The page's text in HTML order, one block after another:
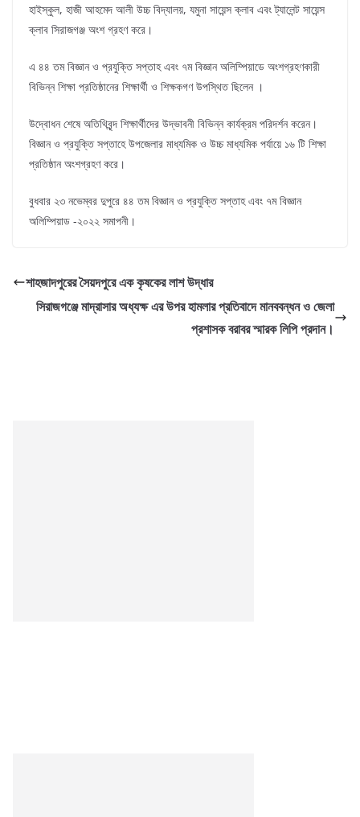
হাইস্কুল, হাজী আহমেদ আলী উচ্চ বিদ্যালয়, যমুনা সায়েন্স ক্লাব এবং ট্যালেন্ট সায়েন্স
ক্লাব সিরাজগঞ্জ অংশ গ্রহণ করে।
এ ৪৪ তম বিজ্ঞান ও প্রযুক্তি সপ্তাহ এবং ৭ম বিজ্ঞান অলিম্পিয়াডে অংশগ্রহণকারী
বিভিন্ন শিক্ষা প্রতিষ্ঠানের শিক্ষার্থী ও শিক্ষকগণ উপস্থিত ছিলেন ।
উদ্বোধন শেষে অতিথিবৃন্দ শিক্ষার্থীদের উদ্ভাবনী বিভিন্ন কার্যক্রম পরিদর্শন করেন।
বিজ্ঞান ও প্রযুক্তি সপ্তাহে উপজেলার মাধ্যমিক ও উচ্চ মাধ্যমিক পর্যায়ে ১৬ টি শিক্ষা
প্রতিষ্ঠান অংশগ্রহণ করে।
বুধবার ২৩ নভেম্বর দুপুরে ৪৪ তম বিজ্ঞান ও প্রযুক্তি সপ্তাহ এবং ৭ম বিজ্ঞান
অলিম্পিয়াড -২০২২ সমাপনী।
শাহজাদপুরের সৈয়দপুরে এক কৃষকের লাশ উদ্ধার
সিরাজগঞ্জে মাদ্রাসার অধ্যক্ষ এর উপর হামলার প্রতিবাদে মানববন্ধন ও জেলা
প্রশাসক বরাবর স্মারক লিপি প্রদান।